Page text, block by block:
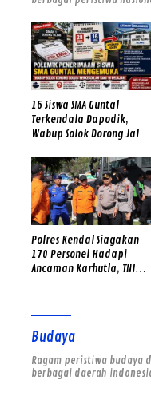
16 Siswa SMA Guntal
Terkendala Dapodik,
Wabup Solok Dorong Jalan
Kualitas Sekolah
Polres Kendal Siagakan
170 Personel Hadapi
Ancaman Karhutla, TNI
Budaya
Ragam peristiwa budaya
berbagai daerah